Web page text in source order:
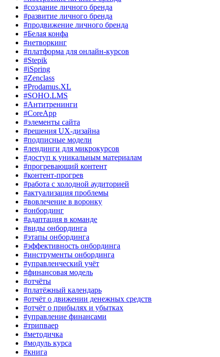
#создание личного бренда
#развитие личного бренда
#продвижение личного бренда
#Белая конфа
#нетворкинг
#платформа для онлайн-курсов
#Stepik
#iSpring
#Zenclass
#Prodamus.XL
#SOHO.LMS
#Антитренинги
#CoreApp
#элементы сайта
#решения UX-дизайна
#подписные модели
#лендинги для микрокурсов
#доступ к уникальным материалам
#прогревающий контент
#контент-прогрев
#работа с холодной аудиторией
#актуализация проблемы
#вовлечение в воронку
#онбординг
#адаптация в команде
#виды онбординга
#этапы онбординга
#эффективность онбординга
#инструменты онбординга
#управленческий учёт
#финансовая модель
#отчёты
#платёжный календарь
#отчёт о движении денежных средств
#отчёт о прибылях и убытках
#управление финансами
#трипваер
#методичка
#модуль курса
#книга